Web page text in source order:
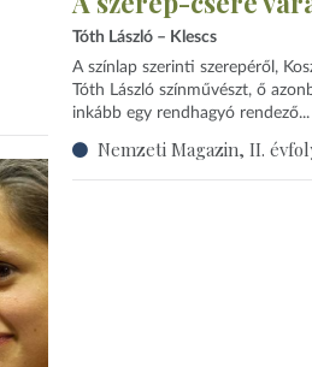
Tóth László – Klescs
A színlap szerinti szerepéről,
Tóth László színművészt, ő
inkább egy rendhagyó rendező...
Nemzeti Magazin, II.